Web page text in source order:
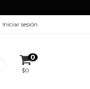
Iniciar sesión
0
$0